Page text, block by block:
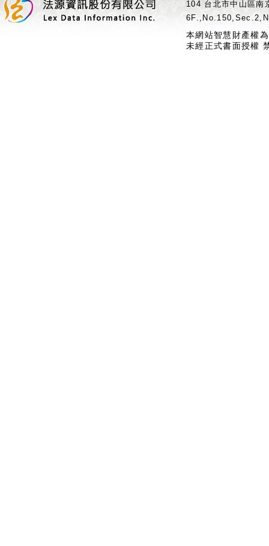
104 台北市中山區
本網站智慧財產權
未經正式書面授權